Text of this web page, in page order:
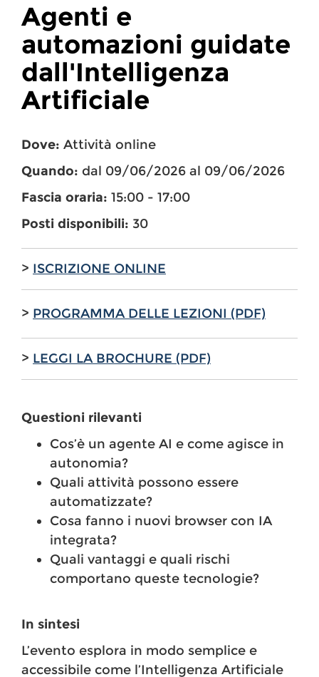
Agenti e
automazioni guidate
dall'Intelligenza
Artificiale
Dove: Attività online
Quando: dal 09/06/2026 al 09/06/2026
Fascia oraria: 15:00 - 17:00
Posti disponibili: 30
> ISCRIZIONE ONLINE
> PROGRAMMA DELLE LEZIONI (PDF)
> LEGGI LA BROCHURE (PDF)
Questioni rilevanti
Cos’è un agente AI e come agisce in
autonomia?
Quali attività possono essere
automatizzate?
Cosa fanno i nuovi browser con IA
integrata?
Quali vantaggi e quali rischi
comportano queste tecnologie?
In sintesi
L’evento esplora in modo semplice e
accessibile come l’Intelligenza Artificiale